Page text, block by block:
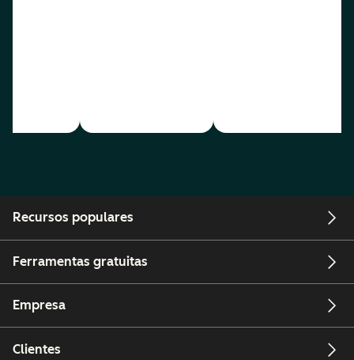
Recursos populares
Ferramentas gratuitas
Empresa
Clientes